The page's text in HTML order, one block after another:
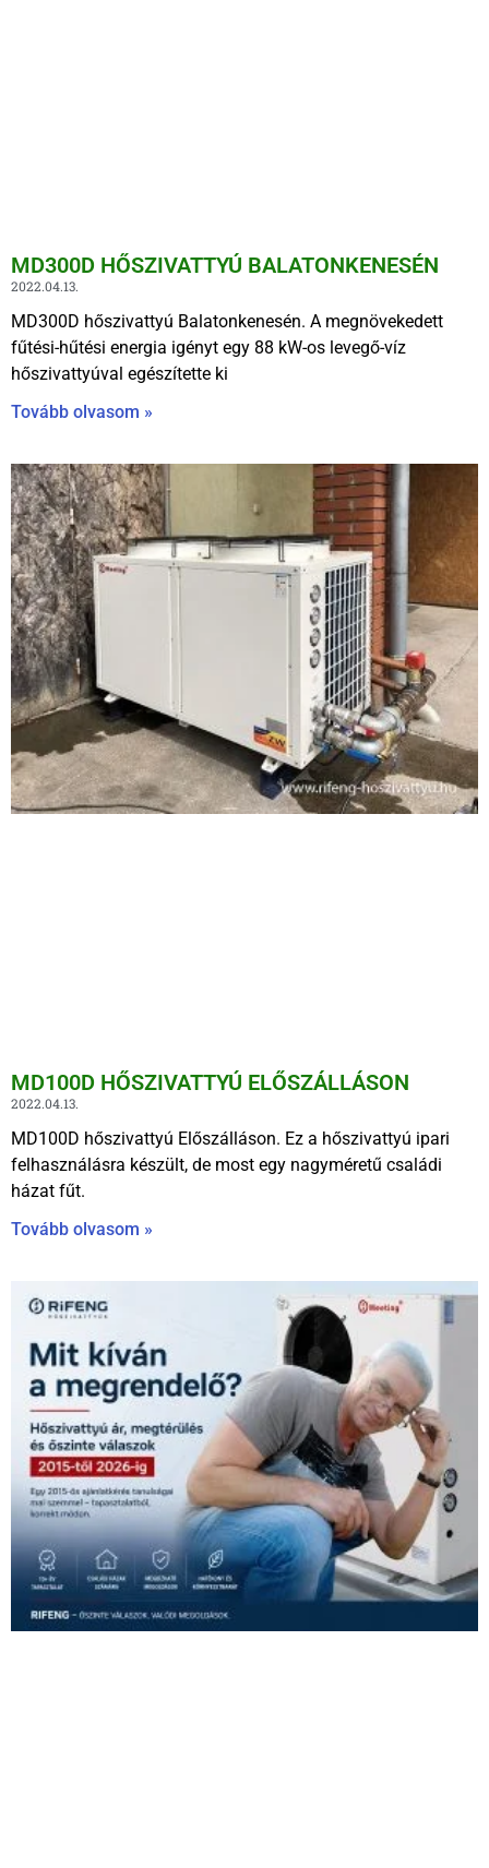
MD300D HŐSZIVATTYÚ BALATONKENESÉN
2022.04.13.
MD300D hőszivattyú Balatonkenesén. A megnövekedett
fűtési-hűtési energia igényt egy 88 kW-os levegő-víz
hőszivattyúval egészítette ki
Tovább olvasom »
MD100D HŐSZIVATTYÚ ELŐSZÁLLÁSON
2022.04.13.
MD100D hőszivattyú Előszálláson. Ez a hőszivattyú ipari
felhasználásra készült, de most egy nagyméretű családi
házat fűt.
Tovább olvasom »